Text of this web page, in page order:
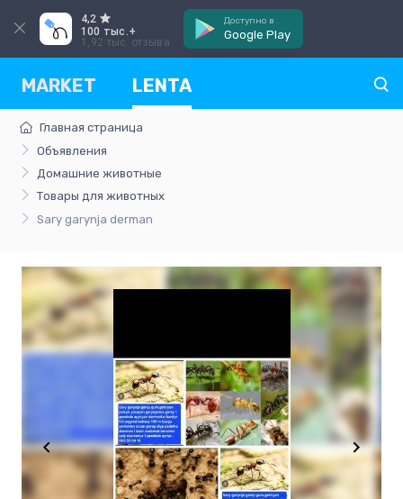
4,2
100 тыс.+
1,92 тыс. отзыва
Доступно в
Google Play
MARKET LENTA
Главная страница
Объявления
Домашние животные
Товары для животных
Sary garynja derman